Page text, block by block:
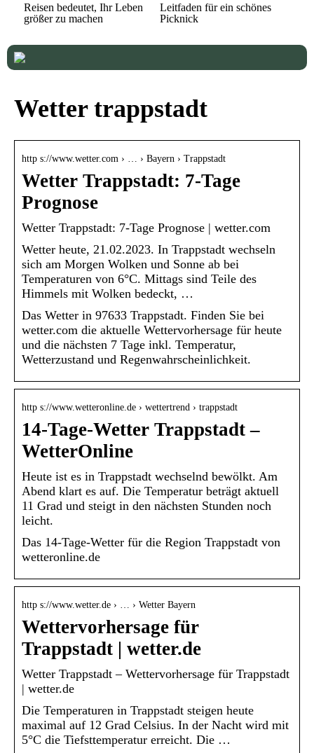
Reisen bedeutet, Ihr Leben
größer zu machen
Leitfaden für ein schönes
Picknick
Wetter trappstadt
http s://www.wetter.com › … › Bayern › Trappstadt
Wetter Trappstadt: 7-Tage
Prognose
Wetter Trappstadt: 7-Tage Prognose | wetter.com
Wetter heute, 21.02.2023. In Trappstadt wechseln
sich am Morgen Wolken und Sonne ab bei
Temperaturen von 6°C. Mittags sind Teile des
Himmels mit Wolken bedeckt, …
Das Wetter in 97633 Trappstadt. Finden Sie bei
wetter.com die aktuelle Wettervorhersage für heute
und die nächsten 7 Tage inkl. Temperatur,
Wetterzustand und Regenwahrscheinlichkeit.
http s://www.wetteronline.de › wettertrend › trappstadt
14-Tage-Wetter Trappstadt –
WetterOnline
Heute ist es in Trappstadt wechselnd bewölkt. Am
Abend klart es auf. Die Temperatur beträgt aktuell
11 Grad und steigt in den nächsten Stunden noch
leicht.
Das 14-Tage-Wetter für die Region Trappstadt von
wetteronline.de
http s://www.wetter.de › … › Wetter Bayern
Wettervorhersage für
Trappstadt | wetter.de
Wetter Trappstadt – Wettervorhersage für Trappstadt
| wetter.de
Die Temperaturen in Trappstadt steigen heute
maximal auf 12 Grad Celsius. In der Nacht wird mit
5°C die Tiefsttemperatur erreicht. Die …